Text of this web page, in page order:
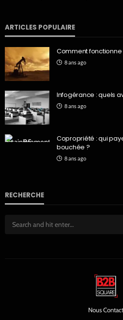
ARTICLES POPULAIRE
Comment fonctionne
8 ans ago
Infogérance : quels
8 ans ago
Copropriété : qui
bouchée ?
8 ans ago
RECHERCHE
Nous